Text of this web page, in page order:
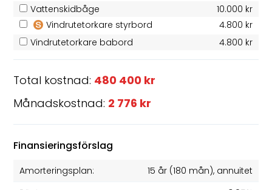
Vattenskidbåge
10.000 kr
Vindrutetorkare styrbord
4.800 kr
Vindrutetorkare babord
4.800 kr
Total kostnad: 480 400 kr
Månadskostnad: 2 776 kr
Finansieringsförslag
Amorteringsplan: 15 år(180 mån), annuitet